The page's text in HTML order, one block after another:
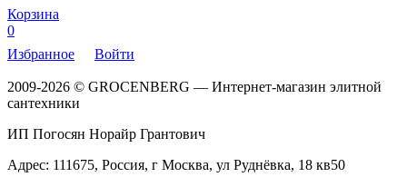
Корзина
0
Избранное
Войти
2009-2026 © GROCENBERG — Интернет-магазин элитной
сантехники
ИП Погосян Норайр Грантович
Адрес: 111675, Россия, г Москва, ул Руднёвка, 18 кв50